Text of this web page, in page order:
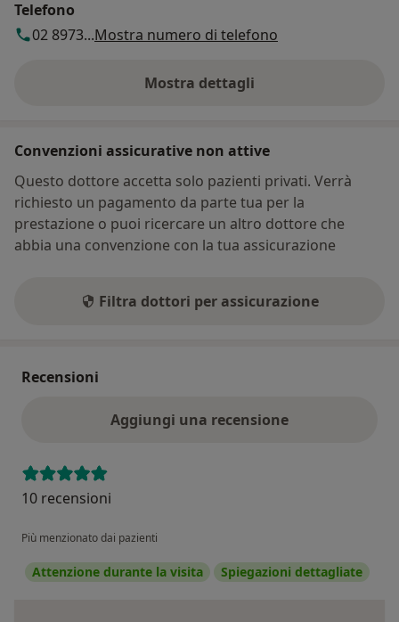
Telefono
02 8973...Mostra numero di telefono
Mostra dettagli
sull'indirizzo
Convenzioni assicurative non attive
Questo dottore accetta solo pazienti privati. Verrà
richiesto un pagamento da parte tua per la
prestazione o puoi ricercare un altro dottore che
abbia una convenzione con la tua assicurazione
Filtra dottori per assicurazione
Recensioni
Aggiungi una recensione
10 recensioni
Più menzionato dai pazienti
Attenzione durante la visita Spiegazioni dettagliate